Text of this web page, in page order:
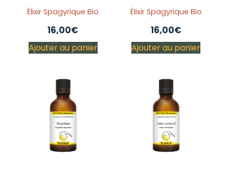
Élixir Spagyrique Bio
16,00€
Ajouter au panier
Élixir Spagyrique Bio
16,00€
Ajouter au panier